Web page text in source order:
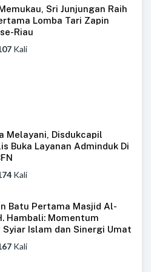
Sri Junjungan Raih
Lomba Tari Zapin
Riau
Kali
Melayani, Disdukcapil
Buka Layanan Adminduk Di
Kali
Batu Pertama Masjid Al-
Hambali: Momentum
Syiar Islam dan Sinergi Umat
Kali